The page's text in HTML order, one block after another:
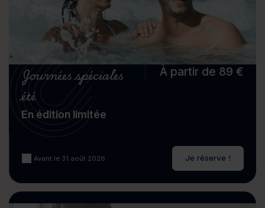
Journées spéciales
été
En édition limitée
À partir de 89 €
Je réserve !
Avant le 31 août 2026